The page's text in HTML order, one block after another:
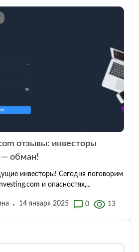
отзывы: инвесторы
обман!
инвесторы! Сегодня поговорим
и опасностях,...
14 января 2025 0 13